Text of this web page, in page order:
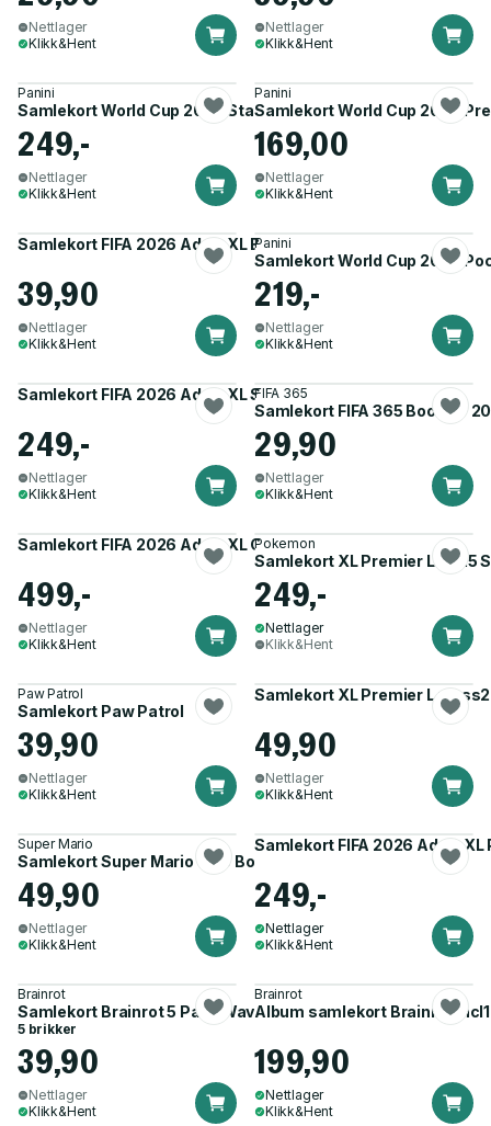
Nettlager
Klikk&Hent
Nettlager
Klikk&Hent
Panini
Samlekort World Cup 2026 Starter
249,-
Nettlager
Klikk&Hent
Panini
Samlekort World Cup 2026
169,00
Nettlager
Klikk&Hent
Samlekort FIFA 2026 AdrenXL Booster
39,90
Nettlager
Klikk&Hent
Panini
Samlekort World Cup 2026
219,-
Nettlager
Klikk&Hent
Samlekort FIFA 2026 AdrenXL Starter Pack
249,-
Nettlager
Klikk&Hent
FIFA 365
Samlekort FIFA 365 Booster
29,90
Nettlager
Klikk&Hent
Samlekort FIFA 2026 AdrenXL Gift Box
499,-
Nettlager
Klikk&Hent
Pokemon
Samlekort XL Premier L 2025
249,-
Nettlager
Klikk&Hent
Paw Patrol
Samlekort Paw Patrol
39,90
Nettlager
Klikk&Hent
Samlekort XL Premier L
49,90
Nettlager
Klikk&Hent
Super Mario
Samlekort Super Mario TCG Booster 2023
49,90
Nettlager
Klikk&Hent
Samlekort FIFA 2026 AdrenXL
249,-
Nettlager
Klikk&Hent
Brainrot
Samlekort Brainrot 5 Pack Wave 3
5 brikker
39,90
Nettlager
Klikk&Hent
Brainrot
Album samlekort Brainrot
199,90
Nettlager
Klikk&Hent